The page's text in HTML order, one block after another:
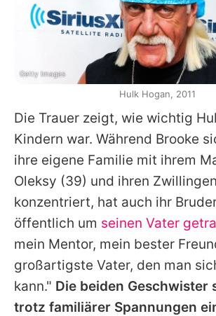
Die Trauer zeigt, wie wichtig
Kindern war. Während Brooke
ihre eigene Familie mit ihrem
Oleksy (39) und ihren Zwillingen
konzentriert, hat auch ihr
öffentlich um seinen Vater
mein Mentor, mein bester
großartigste Vater, den man
kann." Die beiden Geschwister
trotz familiärer Spannungen
Getty Images
Hulk Hogan, 2011